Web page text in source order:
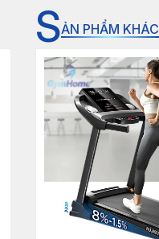
SẢN PHẨM KHÁC